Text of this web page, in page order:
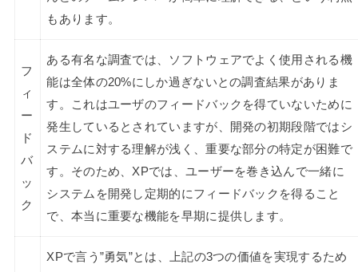
もあります。
フ
ィ
ー
ド
バ
ッ
ク
ある有名な調査では、ソフトウェアでよく使用される機
能は全体の20%にしか過ぎないとの調査結果がありま
す。これはユーザのフィードバックを得ていないために
発生しているとされていますが、開発の初期段階ではシ
ステムに対する理解が浅く、重要な部分の特定が困難で
す。そのため、XPでは、ユーザーを巻き込んで一緒に
システムを開発し定期的にフィードバックを得ること
で、本当に重要な機能を早期に提供します。
XPで言う”勇気”とは、上記の3つの価値を実現するため